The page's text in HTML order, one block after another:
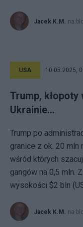
Jacek K.M. na
USA 10.05.2025,
Trump, kłopoty
Ukrainie…
Trump po
granice z ok. 20 mln
wśród których
gangów na 0,5 mln.
wysokości $2 bln
Jacek K.M. na